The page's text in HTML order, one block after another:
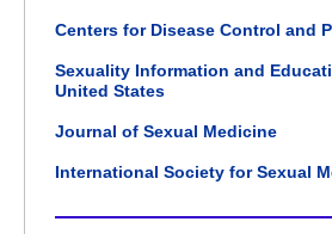
Centers for Disease Control and
Sexuality Information and
United States
Journal of Sexual Medicine
International Society for Sexual